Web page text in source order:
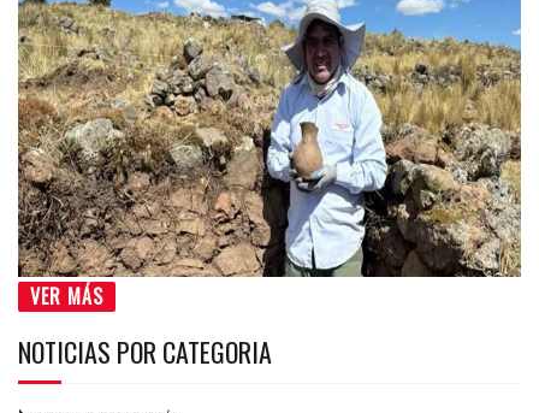
VER MÁS
NOTICIAS POR CATEGORIA